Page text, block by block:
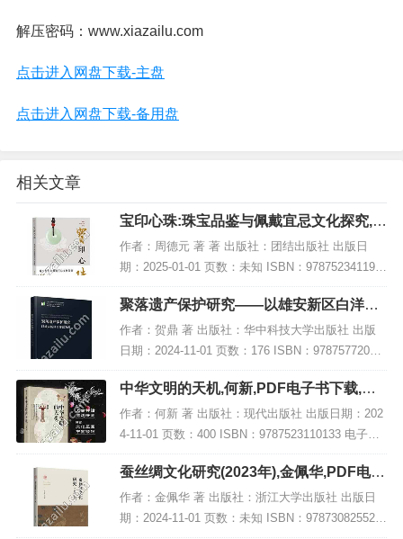
解压密码：www.xiazailu.com
点击进入网盘下载-主盘
点击进入网盘下载-备用盘
相关文章
宝印心珠:珠宝品鉴与佩戴宜忌文化探究,P
DF电子书下载
作者：周德元 著 著 出版社：团结出版社 出版日
期：2025-01-01 页数：未知 ISBN：978752341198
8 电子书大小：196MB [高清扫描版PDF格式] 内容
简介 珠宝不...
聚落遗产保护研究——以雄安新区白洋淀
为例,PDF电子书下载
作者：贺鼎 著 出版社：华中科技大学出版社 出版
日期：2024-11-01 页数：176 ISBN：97875772093
71 电子书大小：192MB [高清扫描版PDF格式] 内容
简介 聚...
中华文明的天机,何新,PDF电子书下载,网
盘资源
作者：何新 著 出版社：现代出版社 出版日期：202
4-11-01 页数：400 ISBN：9787523110133 电子书
大小：234MB [高清扫描版PDF格式] 内容简介 何新
先生的...
蚕丝绸文化研究(2023年),金佩华,PDF电子
书网盘下载
作者：金佩华 著 出版社：浙江大学出版社 出版日
期：2024-11-01 页数：未知 ISBN：978730825523